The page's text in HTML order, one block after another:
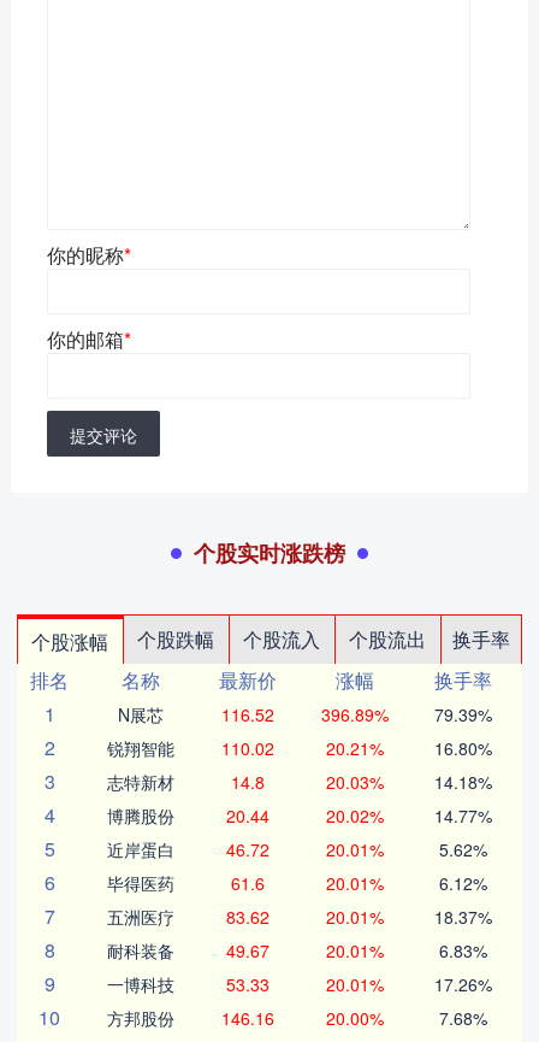
你的昵称*
你的邮箱*
提交评论
个股实时涨跌榜
个股涨幅 个股跌幅 个股流入 个股流出
换手率
排名
名称 最新价 涨幅
换手率
1
N展芯 116.52 396.89% 79.39%
2 锐翔智能 110.02 20.21% 16.80%
3 志特新材 14.8 20.03% 14.18%
4 博腾股份 20.44 20.02% 14.77%
5 近岸蛋白 46.72 20.01% 5.62%
6 毕得医药 61.6 20.01% 6.12%
7 五洲医疗 83.62 20.01% 18.37%
8 耐科装备 49.67 20.01% 6.83%
9 一博科技 53.33 20.01% 17.26%
10 方邦股份 146.16 20.00% 7.68%